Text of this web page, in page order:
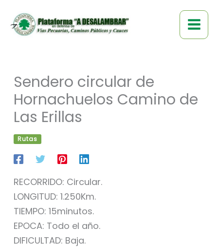
contenido
Sendero circular de
Hornachuelos Camino de
Las Erillas
Rutas
RECORRIDO: Circular.
LONGITUD: 1.250Km.
TIEMPO: 15minutos.
EPOCA: Todo el año.
DIFICULTAD: Baja.